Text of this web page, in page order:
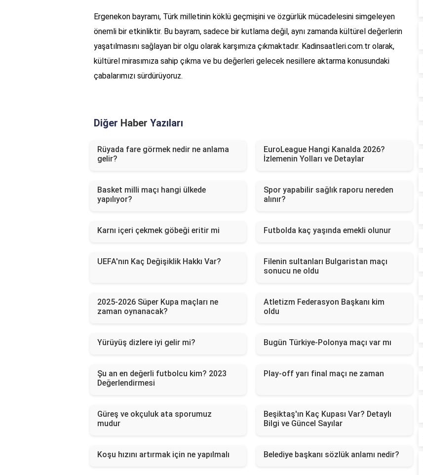
Ergenekon bayramı, Türk milletinin köklü geçmişini ve özgürlük mücadelesini simgeleyen
önemli bir etkinliktir. Bu bayram, sadece bir kutlama değil, aynı zamanda kültürel değerlerin
yaşatılmasını sağlayan bir olgu olarak karşımıza çıkmaktadır. Kadinsaatleri.com.tr olarak,
kültürel mirasımıza sahip çıkma ve bu değerleri gelecek nesillere aktarma konusundaki
çabalarımızı sürdürüyoruz.
Diğer Haber Yazıları
Rüyada fare görmek nedir ne anlama
gelir?
EuroLeague Hangi Kanalda 2026?
İzlemenin Yolları ve Detaylar
Basket milli maçı hangi ülkede
yapılıyor?
Spor yapabilir sağlık raporu nereden
alınır?
Karnı içeri çekmek göbeği eritir mi Futbolda kaç yaşında emekli olunur
UEFA'nın Kaç Değişiklik Hakkı Var?
Filenin sultanları Bulgaristan maçı
sonucu ne oldu
2025-2026 Süper Kupa maçları ne
zaman oynanacak?
Atletizm Federasyon Başkanı kim
oldu
Yürüyüş dizlere iyi gelir mi? Bugün Türkiye-Polonya maçı var mı
Şu an en değerli futbolcu kim? 2023
Değerlendirmesi
Play-off yarı final maçı ne zaman
Güreş ve okçuluk ata sporumuz
mudur
Beşiktaş'ın Kaç Kupası Var? Detaylı
Bilgi ve Güncel Sayılar
Koşu hızını artırmak için ne yapılmalı Belediye başkanı sözlük anlamı nedir?